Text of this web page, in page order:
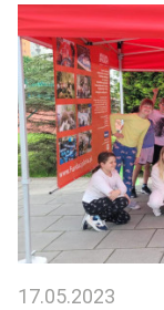
17.05.2023